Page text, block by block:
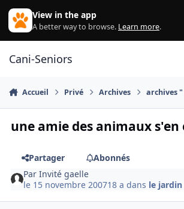
Aller au contenu
View in the app
A better way to browse. Learn more.
Cani-Seniors
Accueil Privé Archives archives
une amie des animaux s'en
Partager
Abonnés
ParInvité gaelle
le 15 novembre 200718 a dans le jardin